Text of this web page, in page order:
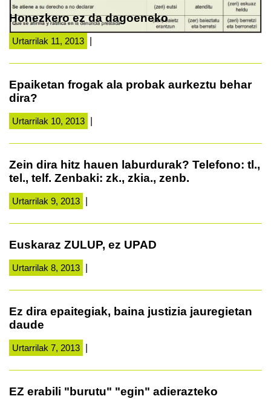
Honezkero ez da dagoeneko
Urtarrilak 11, 2013
Epaiketan frogak ala probak aurkeztu behar
dira?
Urtarrilak 10, 2013
Zein dira hitz hauen laburdurak? Telefono: tl.,
tel., telf. Zenbaki: zk., zkia., zenb.
Urtarrilak 9, 2013
Euskaraz ZULUP, ez UPAD
Urtarrilak 8, 2013
Ez dira epaitegiak, baina justizia jauregietan
daude
Urtarrilak 7, 2013
EZ erabili "burutu" "egin" adierazteko